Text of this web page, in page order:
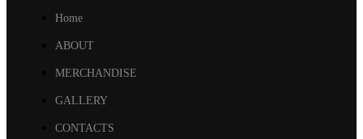
Home
ABOUT
MERCHANDISE
GALLERY
CONTACTS